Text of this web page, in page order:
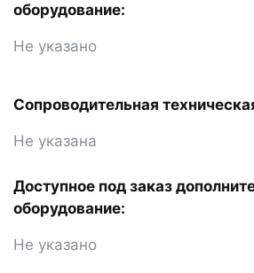
оборудование:
Не указано
Сопроводительная
Не указана
Доступное под заказ
оборудование:
Не указано